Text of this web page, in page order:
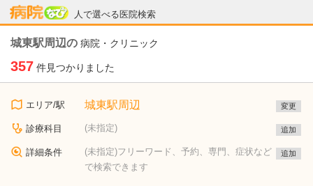
人で選べる医院検索
病院なび
城東駅周辺の 病院・クリニック
357 件見つかりました
エリア/駅 城東駅周辺 変更
診療科目 (未指定) 追加
詳細条件
(未指定)フリーワード、予約、専門、症状など
で検索できます
追加